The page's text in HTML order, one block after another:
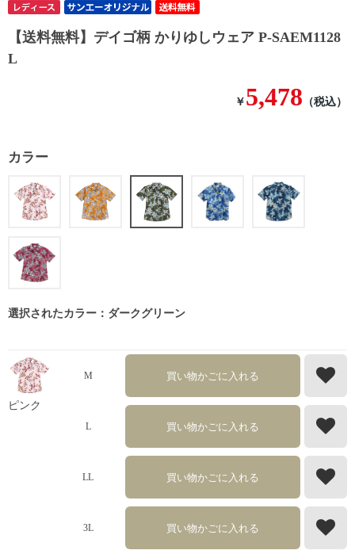
【送料無料】デイゴ柄 かりゆしウェア P-SAEM1128
L
￥ 5,478 （税込）
カラー
選択されたカラー：ダークグリーン
ピンク
M 買い物かごに入れる
L 買い物かごに入れる
LL 買い物かごに入れる
3L 買い物かごに入れる